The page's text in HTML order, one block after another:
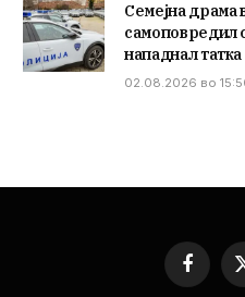
Семејна драма
самоповредил
нападнал татка
02.08.2026 во